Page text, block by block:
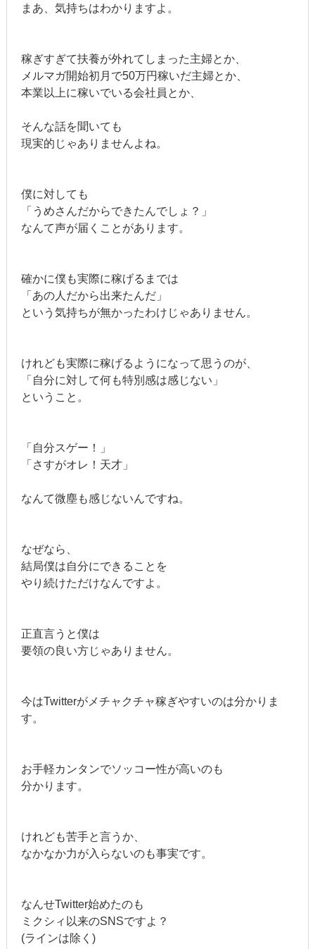
まあ、気持ちはわかりますよ。
稼ぎすぎて扶養が外れてしまった主婦とか、
メルマガ開始初月で50万円稼いだ主婦とか、
本業以上に稼いでいる会社員とか、
そんな話を聞いても
現実的じゃありませんよね。
僕に対しても
「うめさんだからできたんでしょ？」
なんて声が届くことがあります。
確かに僕も実際に稼げるまでは
「あの人だから出来たんだ」
という気持ちが無かったわけじゃありません。
けれども実際に稼げるようになって思うのが、
「自分に対して何も特別感は感じない」
ということ。
「自分スゲー！」
「さすがオレ！天才」
なんて微塵も感じないんですね。
なぜなら、
結局僕は自分にできることを
やり続けただけなんですよ。
正直言うと僕は
要領の良い方じゃありません。
今はTwitterがメチャクチャ稼ぎやすいのは分かりま
す。
お手軽カンタンでソッコー性が高いのも
分かります。
けれども苦手と言うか、
なかなか力が入らないのも事実です。
なんせTwitter始めたのも
ミクシィ以来のSNSですよ？
(ラインは除く)